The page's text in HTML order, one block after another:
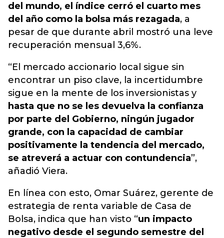
del mundo, el índice cerró el cuarto mes
del año como la bolsa más rezagada, a
pesar de que durante abril mostró una leve
recuperación mensual 3,6%.
“El mercado accionario local sigue sin
encontrar un piso clave, la incertidumbre
sigue en la mente de los inversionistas y
hasta que no se les devuelva la confianza
por parte del Gobierno, ningún jugador
grande, con la capacidad de cambiar
positivamente la tendencia del mercado,
se atreverá a actuar con contundencia”,
añadió Viera.
En línea con esto, Omar Suárez, gerente de
estrategia de renta variable de Casa de
Bolsa, indica que han visto “un impacto
negativo desde el segundo semestre del